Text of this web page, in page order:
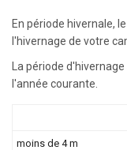
En période hivernale,
l'hivernage de votre
La période
l'année courante.
moins de 4 m